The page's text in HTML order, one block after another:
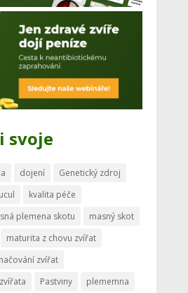
svoje
dojení
Genetický zdroj
kvalita péče
plemena skotu
masný skot
maturita z chovu zvířat
zvířat
Pastviny
plememna